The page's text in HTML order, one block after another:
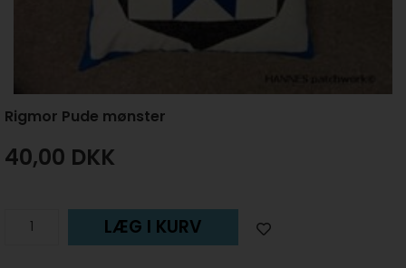
Rigmor Pude mønster
40,00 DKK
LÆG I KURV